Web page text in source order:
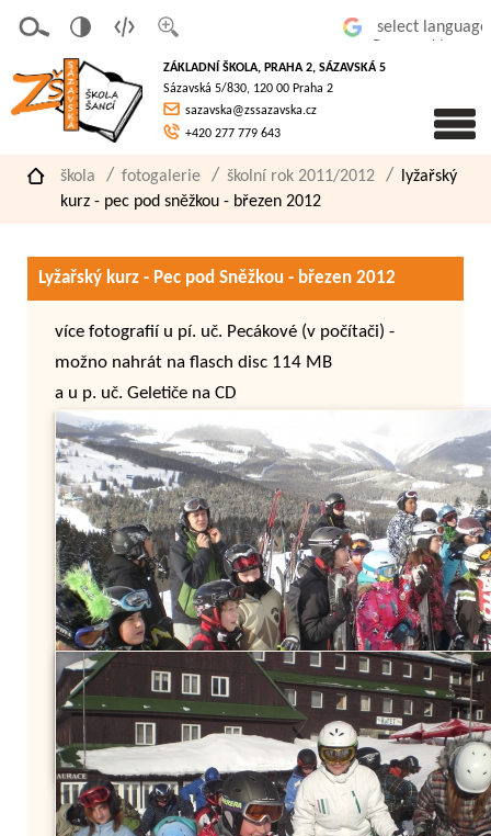
písmo
á
verze
pro
slaboz
raké
ZÁKLADNÍ ŠKOLA, PRAHA 2, SÁZAVSKÁ 5
Sázavská 5/830, 120 00 Praha 2
sazavska@zssazavska.cz
+420 277 779 643
škola fotogalerie školní rok 2011/2012
lyžařský
kurz - pec pod sněžkou - březen 2012
Lyžařský kurz - Pec pod Sněžkou - březen 2012
více fotografií u pí. uč. Pecákové (v počítači) -
možno nahrát na flasch disc 114 MB
a u p. uč. Geletiče na CD